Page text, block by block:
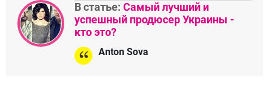
В статье: Самый лучший и
успешный продюсер Украины -
кто это?
Anton Sova